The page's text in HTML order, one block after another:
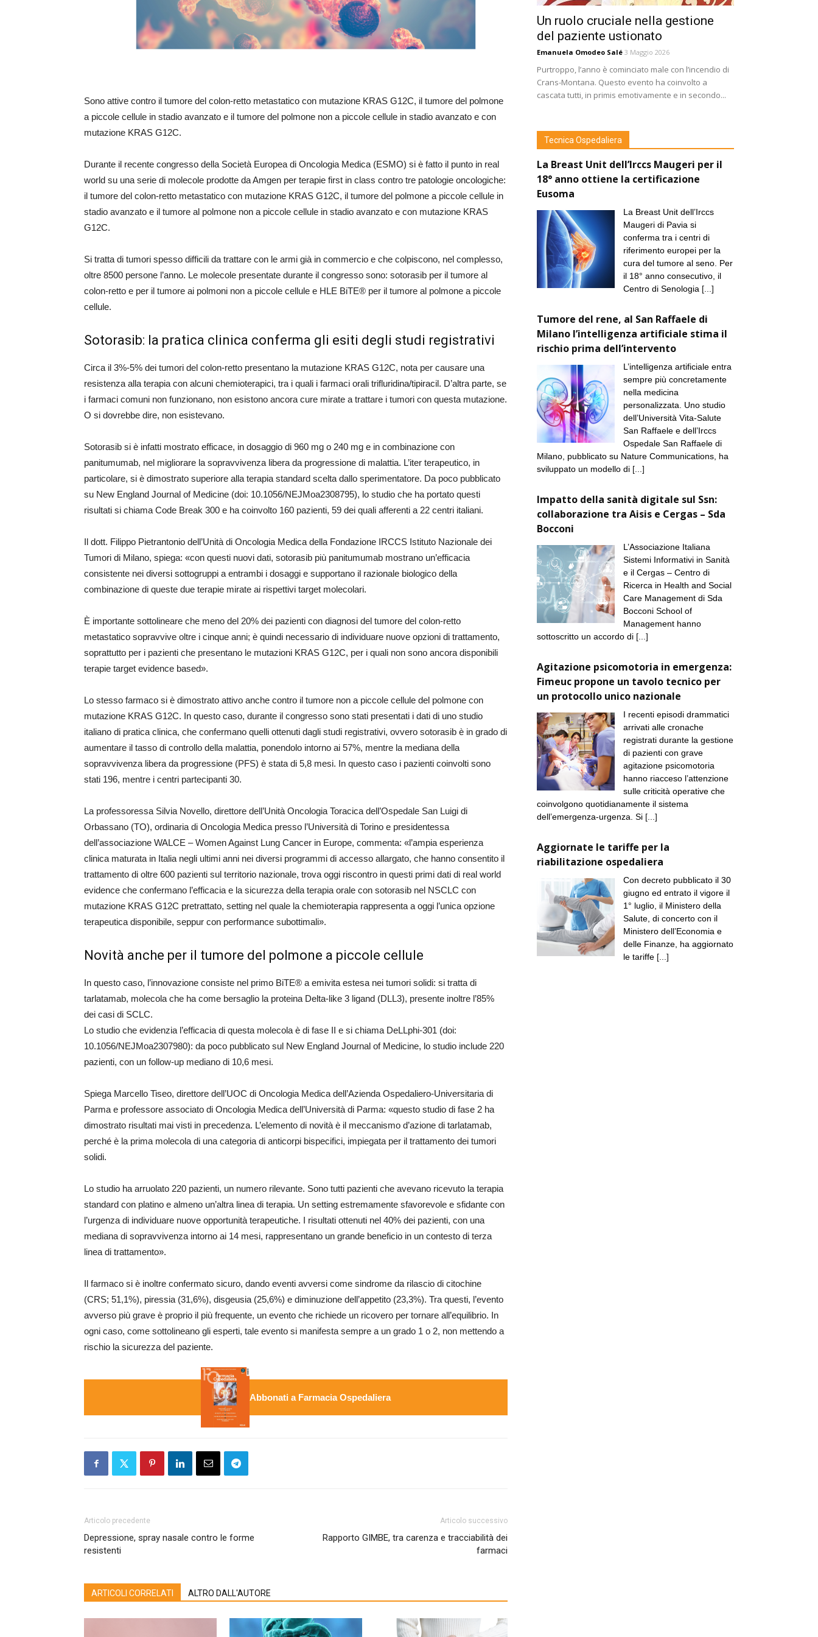
Sono attive contro il tumore del colon-retto metastatico con mutazione KRAS G12C, il tumore del polmone
a piccole cellule in stadio avanzato e il tumore del polmone non a piccole cellule in stadio avanzato e con
mutazione KRAS G12C.
Durante il recente congresso della Società Europea di Oncologia Medica (ESMO) si è fatto il punto in real
world su una serie di molecole prodotte da Amgen per terapie first in class contro tre patologie oncologiche:
il tumore del colon-retto metastatico con mutazione KRAS G12C, il tumore del polmone a piccole cellule in
stadio avanzato e il tumore al polmone non a piccole cellule in stadio avanzato e con mutazione KRAS
G12C.
Si tratta di tumori spesso difficili da trattare con le armi già in commercio e che colpiscono, nel complesso,
oltre 8500 persone l’anno. Le molecole presentate durante il congresso sono: sotorasib per il tumore al
colon-retto e per il tumore ai polmoni non a piccole cellule e HLE BiTE® per il tumore al polmone a piccole
cellule.
Sotorasib: la pratica clinica conferma gli esiti degli studi registrativi
Circa il 3%-5% dei tumori del colon-retto presentano la mutazione KRAS G12C, nota per causare una
resistenza alla terapia con alcuni chemioterapici, tra i quali i farmaci orali trifluridina/tipiracil. D’altra parte, se
i farmaci comuni non funzionano, non esistono ancora cure mirate a trattare i tumori con questa mutazione.
O si dovrebbe dire, non esistevano.
Sotorasib si è infatti mostrato efficace, in dosaggio di 960 mg o 240 mg e in combinazione con
panitumumab, nel migliorare la sopravvivenza libera da progressione di malattia. L’iter terapeutico, in
particolare, si è dimostrato superiore alla terapia standard scelta dallo sperimentatore. Da poco pubblicato
su New England Journal of Medicine (doi: 10.1056/NEJMoa2308795), lo studio che ha portato questi
risultati si chiama Code Break 300 e ha coinvolto 160 pazienti, 59 dei quali afferenti a 22 centri italiani.
Il dott. Filippo Pietrantonio dell’Unità di Oncologia Medica della Fondazione IRCCS Istituto Nazionale dei
Tumori di Milano, spiega: «con questi nuovi dati, sotorasib più panitumumab mostrano un’efficacia
consistente nei diversi sottogruppi a entrambi i dosaggi e supportano il razionale biologico della
combinazione di queste due terapie mirate ai rispettivi target molecolari.
È importante sottolineare che meno del 20% dei pazienti con diagnosi del tumore del colon-retto
metastatico sopravvive oltre i cinque anni; è quindi necessario di individuare nuove opzioni di trattamento,
soprattutto per i pazienti che presentano le mutazioni KRAS G12C, per i quali non sono ancora disponibili
terapie target evidence based».
Lo stesso farmaco si è dimostrato attivo anche contro il tumore non a piccole cellule del polmone con
mutazione KRAS G12C. In questo caso, durante il congresso sono stati presentati i dati di uno studio
italiano di pratica clinica, che confermano quelli ottenuti dagli studi registrativi, ovvero sotorasib è in grado di
aumentare il tasso di controllo della malattia, ponendolo intorno ai 57%, mentre la mediana della
sopravvivenza libera da progressione (PFS) è stata di 5,8 mesi. In questo caso i pazienti coinvolti sono
stati 196, mentre i centri partecipanti 30.
La professoressa Silvia Novello, direttore dell’Unità Oncologia Toracica dell’Ospedale San Luigi di
Orbassano (TO), ordinaria di Oncologia Medica presso l’Università di Torino e presidentessa
dell’associazione WALCE – Women Against Lung Cancer in Europe, commenta: «l’ampia esperienza
clinica maturata in Italia negli ultimi anni nei diversi programmi di accesso allargato, che hanno consentito il
trattamento di oltre 600 pazienti sul territorio nazionale, trova oggi riscontro in questi primi dati di real world
evidence che confermano l’efficacia e la sicurezza della terapia orale con sotorasib nel NSCLC con
mutazione KRAS G12C pretrattato, setting nel quale la chemioterapia rappresenta a oggi l’unica opzione
terapeutica disponibile, seppur con performance subottimali».
Novità anche per il tumore del polmone a piccole cellule
In questo caso, l’innovazione consiste nel primo BiTE® a emivita estesa nei tumori solidi: si tratta di
tarlatamab, molecola che ha come bersaglio la proteina Delta-like 3 ligand (DLL3), presente inoltre l’85%
dei casi di SCLC.
Lo studio che evidenzia l’efficacia di questa molecola è di fase II e si chiama DeLLphi-301 (doi:
10.1056/NEJMoa2307980): da poco pubblicato sul New England Journal of Medicine, lo studio include 220
pazienti, con un follow-up mediano di 10,6 mesi.
Spiega Marcello Tiseo, direttore dell’UOC di Oncologia Medica dell’Azienda Ospedaliero-Universitaria di
Parma e professore associato di Oncologia Medica dell’Università di Parma: «questo studio di fase 2 ha
dimostrato risultati mai visti in precedenza. L’elemento di novità è il meccanismo d’azione di tarlatamab,
perché è la prima molecola di una categoria di anticorpi bispecifici, impiegata per il trattamento dei tumori
solidi.
Lo studio ha arruolato 220 pazienti, un numero rilevante. Sono tutti pazienti che avevano ricevuto la terapia
standard con platino e almeno un’altra linea di terapia. Un setting estremamente sfavorevole e sfidante con
l’urgenza di individuare nuove opportunità terapeutiche. I risultati ottenuti nel 40% dei pazienti, con una
mediana di sopravvivenza intorno ai 14 mesi, rappresentano un grande beneficio in un contesto di terza
linea di trattamento».
Il farmaco si è inoltre confermato sicuro, dando eventi avversi come sindrome da rilascio di citochine
(CRS; 51,1%), piressia (31,6%), disgeusia (25,6%) e diminuzione dell’appetito (23,3%). Tra questi, l’evento
avverso più grave è proprio il più frequente, un evento che richiede un ricovero per tornare all’equilibrio. In
ogni caso, come sottolineano gli esperti, tale evento si manifesta sempre a un grado 1 o 2, non mettendo a
rischio la sicurezza del paziente.
Abbonati a Farmacia Ospedaliera
Articolo precedente
Depressione, spray nasale contro le forme
resistenti
Articolo successivo
Rapporto GIMBE, tra carenza e tracciabilità dei
farmaci
ARTICOLI CORRELATI ALTRO DALL'AUTORE
Un ruolo cruciale nella gestione
del paziente ustionato
Emanuela Omodeo Salé 3 Maggio 2026
Purtroppo, l’anno è cominciato male con l’incendio di
Crans-Montana. Questo evento ha coinvolto a
cascata tutti, in primis emotivamente e in secondo...
Tecnica Ospedaliera
La Breast Unit dell’Irccs Maugeri per il
18° anno ottiene la certificazione
Eusoma
La Breast Unit dell’Irccs
Maugeri di Pavia si
conferma tra i centri di
riferimento europei per la
cura del tumore al seno. Per
il 18° anno consecutivo, il
Centro di Senologia [...]
Tumore del rene, al San Raffaele di
Milano l’intelligenza artificiale stima il
rischio prima dell’intervento
L’intelligenza artificiale entra
sempre più concretamente
nella medicina
personalizzata. Uno studio
dell’Università Vita-Salute
San Raffaele e dell’Irccs
Ospedale San Raffaele di
Milano, pubblicato su Nature Communications, ha
sviluppato un modello di [...]
Impatto della sanità digitale sul Ssn:
collaborazione tra Aisis e Cergas – Sda
Bocconi
L’Associazione Italiana
Sistemi Informativi in Sanità
e il Cergas – Centro di
Ricerca in Health and Social
Care Management di Sda
Bocconi School of
Management hanno
sottoscritto un accordo di [...]
Agitazione psicomotoria in emergenza:
Fimeuc propone un tavolo tecnico per
un protocollo unico nazionale
I recenti episodi drammatici
arrivati alle cronache
registrati durante la gestione
di pazienti con grave
agitazione psicomotoria
hanno riacceso l’attenzione
sulle criticità operative che
coinvolgono quotidianamente il sistema
dell’emergenza-urgenza. Si [...]
Aggiornate le tariffe per la
riabilitazione ospedaliera
Con decreto pubblicato il 30
giugno ed entrato il vigore il
1° luglio, il Ministero della
Salute, di concerto con il
Ministero dell’Economia e
delle Finanze, ha aggiornato
le tariffe [...]